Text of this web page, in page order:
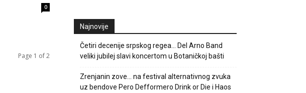
0
Page 1 of 2
Najnovije
Četiri decenije srpskog regea… Del Arno Band
veliki jubilej slavi koncertom u Botaničkoj bašti
Zrenjanin zove… na festival alternativnog zvuka
uz bendove Pero Defformero Drink or Die i Haos